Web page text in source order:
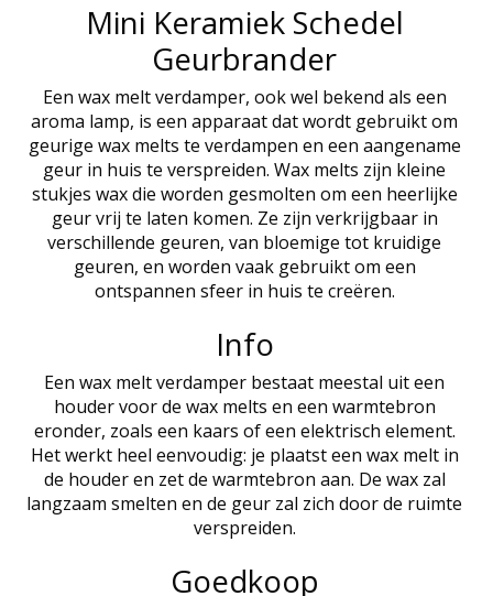
Mini Keramiek Schedel
Geurbrander
Een wax melt verdamper, ook wel bekend als een
aroma lamp, is een apparaat dat wordt gebruikt om
geurige wax melts te verdampen en een aangename
geur in huis te verspreiden. Wax melts zijn kleine
stukjes wax die worden gesmolten om een heerlijke
geur vrij te laten komen. Ze zijn verkrijgbaar in
verschillende geuren, van bloemige tot kruidige
geuren, en worden vaak gebruikt om een
ontspannen sfeer in huis te creëren.
Info
Een wax melt verdamper bestaat meestal uit een
houder voor de wax melts en een warmtebron
eronder, zoals een kaars of een elektrisch element.
Het werkt heel eenvoudig: je plaatst een wax melt in
de houder en zet de warmtebron aan. De wax zal
langzaam smelten en de geur zal zich door de ruimte
verspreiden.
Goedkoop